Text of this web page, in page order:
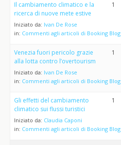
Il cambiamento climatico e la
ricerca di nuove mete estive
Iniziato da: Ivan De Rose
in: Commenti agli articoli di Booking Blog
1
Venezia fuori pericolo grazie
alla lotta contro l’overtourism
Iniziato da: Ivan De Rose
in: Commenti agli articoli di Booking Blog
1
Gli effetti del cambiamento
climatico sui flussi turistici
Iniziato da: Claudia Caponi
in: Commenti agli articoli di Booking Blog
1